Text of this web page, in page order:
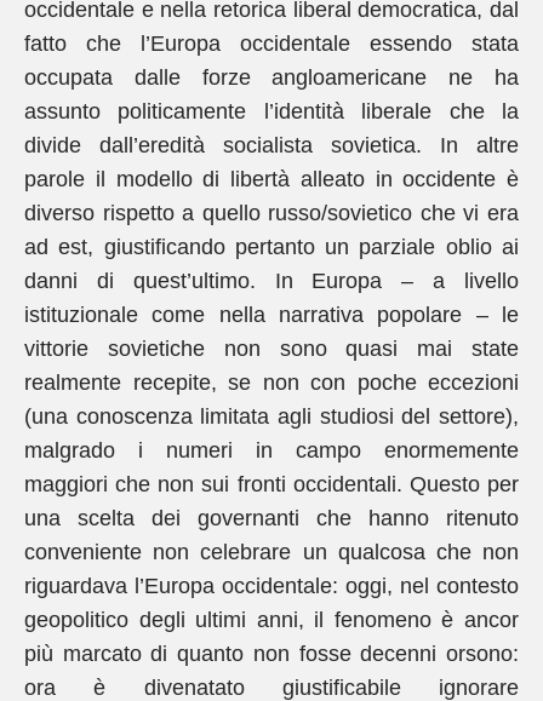
occidentale e nella retorica liberal democratica, dal
fatto che l’Europa occidentale essendo stata
occupata dalle forze angloamericane ne ha
assunto politicamente l’identità liberale che la
divide dall’eredità socialista sovietica. In altre
parole il modello di libertà alleato in occidente è
diverso rispetto a quello russo/sovietico che vi era
ad est, giustificando pertanto un parziale oblio ai
danni di quest’ultimo. In Europa – a livello
istituzionale come nella narrativa popolare – le
vittorie sovietiche non sono quasi mai state
realmente recepite, se non con poche eccezioni
(una conoscenza limitata agli studiosi del settore),
malgrado i numeri in campo enormemente
maggiori che non sui fronti occidentali. Questo per
una scelta dei governanti che hanno ritenuto
conveniente non celebrare un qualcosa che non
riguardava l’Europa occidentale: oggi, nel contesto
geopolitico degli ultimi anni, il fenomeno è ancor
più marcato di quanto non fosse decenni orsono:
ora è divenatato giustificabile ignorare